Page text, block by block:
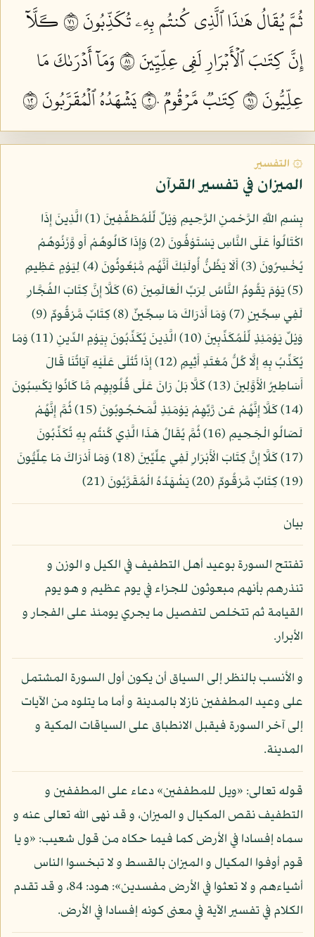
ثُمَّ يُقَالُ هَٰذَا ٱلَّذِي كُنتُم بِهِۦ تُكَذِّبُونَ ١٧
كـَلَّآ
إِنَّ كِتَٰبَ ٱلۡأَبۡرَارِ لَفِي عِلِّيِّينَ ١٨
وَمَآ أَدۡرَىٰكَ مَا
عِلِّيُّونَ ١٩
كِتَٰبٞ مَّرۡقُومٞ ٢٠ يَشۡهَدُهُ ٱلۡمُقَرَّبُونَ ٢١
۞ التفسير
الميزان في تفسير القرآن
بِسْمِ اللّهِ الرَّحْمنِ الرَّحِيمِ وَيْلٌ لِّلْمُطَفِّفِينَ (1) الَّذِينَ إِذَا
اكْتَالُواْ عَلَى النَّاسِ يَسْتَوْفُونَ (2) وَإِذَا كَالُوهُمْ أَو وَّزَنُوهُمْ
يُخْسِرُونَ (3) أَلَا يَظُنُّ أُولَئِكَ أَنَّهُم مَّبْعُوثُونَ (4) لِيَوْمٍ عَظِيمٍ
(5) يَوْمَ يَقُومُ النَّاسُ لِرَبِّ الْعَالَمِينَ (6) كَلَّا إِنَّ كِتَابَ الفُجَّارِ
لَفِي سِجِّينٍ (7) وَمَا أَدْرَاكَ مَا سِجِّينٌ (8) كِتَابٌ مَّرْقُومٌ (9)
وَيْلٌ يَوْمَئِذٍ لِّلْمُكَذِّبِينَ (10) الَّذِينَ يُكَذِّبُونَ بِيَوْمِ الدِّينِ (11) وَمَا
يُكَذِّبُ بِهِ إِلَّا كُلُّ مُعْتَدٍ أَثِيمٍ (12) إِذَا تُتْلَى عَلَيْهِ آيَاتُنَا قَالَ
أَسَاطِيرُ الْأَوَّلِينَ (13) كَلَّا بَلْ رَانَ عَلَى قُلُوبِهِم مَّا كَانُوا يَكْسِبُونَ
(14) كَلَّا إِنَّهُمْ عَن رَّبِّهِمْ يَوْمَئِذٍ لَّمَحْجُوبُونَ (15) ثُمَّ إِنَّهُمْ
لَصَالُو الْجَحِيمِ (16) ثُمَّ يُقَالُ هَذَا الَّذِي كُنتُم بِهِ تُكَذِّبُونَ
(17) كَلَّا إِنَّ كِتَابَ الْأَبْرَارِ لَفِي عِلِّيِّينَ (18) وَمَا أَدْرَاكَ مَا عِلِّيُّونَ
(19) كِتَابٌ مَّرْقُومٌ (20) يَشْهَدُهُ الْمُقَرَّبُونَ (21)
بيان
تفتتح السورة بوعيد أهل التطفيف في الكيل و الوزن و
تنذرهم بأنهم مبعوثون للجزاء في يوم عظيم و هو يوم
القيامة ثم تتخلص لتفصيل ما يجري يومئذ على الفجار و
الأبرار.
و الأنسب بالنظر إلى السياق أن يكون أول السورة المشتمل
على وعيد المطففين نازلا بالمدينة و أما ما يتلوه من الآيات
إلى آخر السورة فيقبل الانطباق على السياقات المكية و
المدينة.
قوله تعالى: «ويل للمطففين» دعاء على المطففين و
التطفيف نقص المكيال و الميزان، و قد نهى الله تعالى عنه و
سماه إفسادا في الأرض كما فيما حكاه من قول شعيب: «و يا
قوم أوفوا المكيال و الميزان بالقسط و لا تبخسوا الناس
أشياءهم و لا تعثوا في الأرض مفسدين»: هود: 84، و قد تقدم
الكلام في تفسير الآية في معنى كونه إفسادا في الأرض.